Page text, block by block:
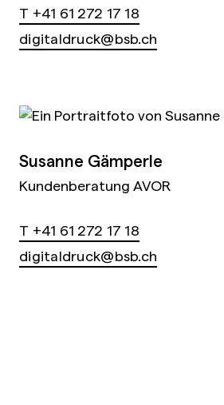
T +41 61 272 17 18
digitaldruck@bsb.ch
Susanne Gämperle
Kundenberatung AVOR
T +41 61 272 17 18
digitaldruck@bsb.ch